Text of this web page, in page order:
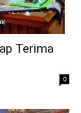
Terima
0